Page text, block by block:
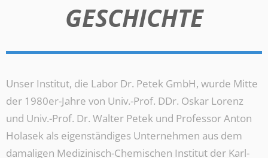
GESCHICHTE
Unser Institut, die Labor Dr. Petek GmbH, wurde Mitte
der 1980er-Jahre von Univ.-Prof. DDr. Oskar Lorenz
und Univ.-Prof. Dr. Walter Petek und Professor Anton
Holasek als eigenständiges Unternehmen aus dem
damaligen Medizinisch-Chemischen Institut der Karl-